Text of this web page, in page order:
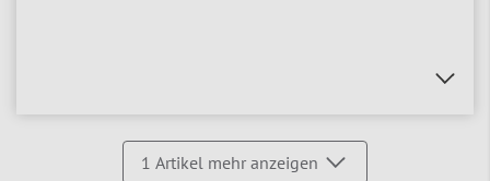
1 Artikel mehr anzeigen